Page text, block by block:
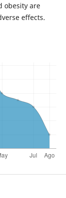
obesity are
effects.